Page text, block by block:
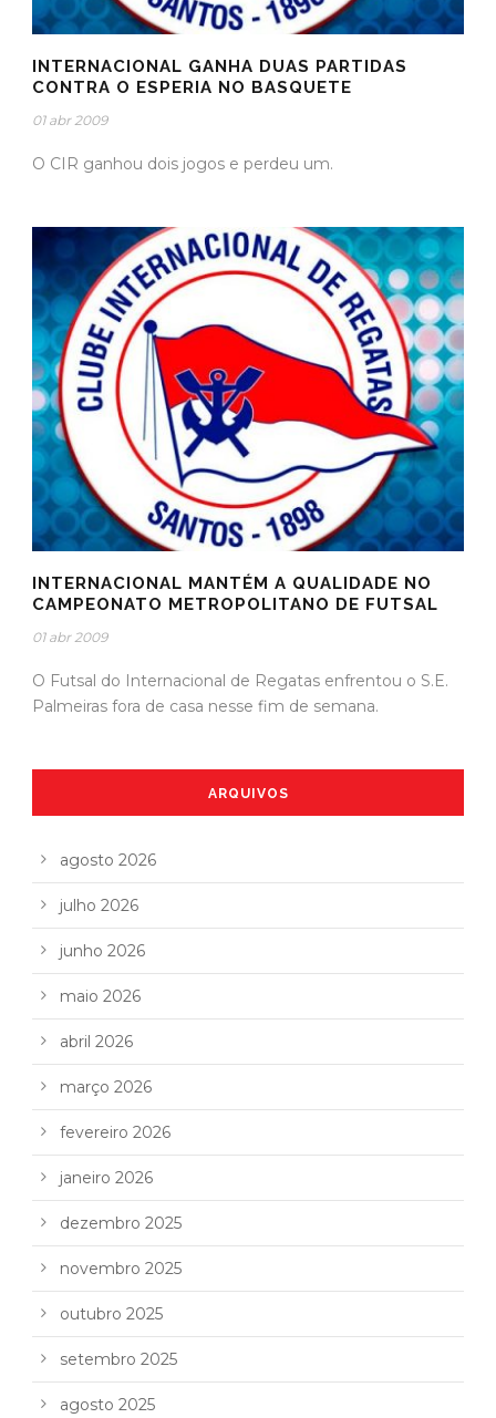
INTERNACIONAL GANHA DUAS PARTIDAS
CONTRA O ESPERIA NO BASQUETE
01 abr 2009
O CIR ganhou dois jogos e perdeu um.
INTERNACIONAL MANTÉM A QUALIDADE NO
CAMPEONATO METROPOLITANO DE FUTSAL
01 abr 2009
O Futsal do Internacional de Regatas enfrentou o S.E.
Palmeiras fora de casa nesse fim de semana.
ARQUIVOS
agosto 2026
julho 2026
junho 2026
maio 2026
abril 2026
março 2026
fevereiro 2026
janeiro 2026
dezembro 2025
novembro 2025
outubro 2025
setembro 2025
agosto 2025